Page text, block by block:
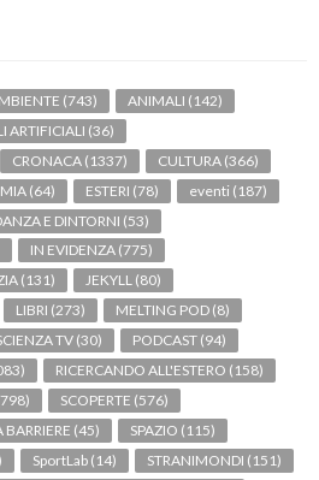
(743) ANIMALI (142)
ARTIFICIALI (36)
CRONACA (1337) CULTURA (366)
(64) ESTERI (78) eventi (187)
E DINTORNI (53)
IN EVIDENZA (775)
(131) JEKYLL (80)
LIBRI (273) MELTING POD (8)
TV (30) PODCAST (94)
RICERCANDO ALL'ESTERO (158)
SCOPERTE (576)
BARRIERE (45) SPAZIO (115)
SportLab (14) STRANIMONDI (151)